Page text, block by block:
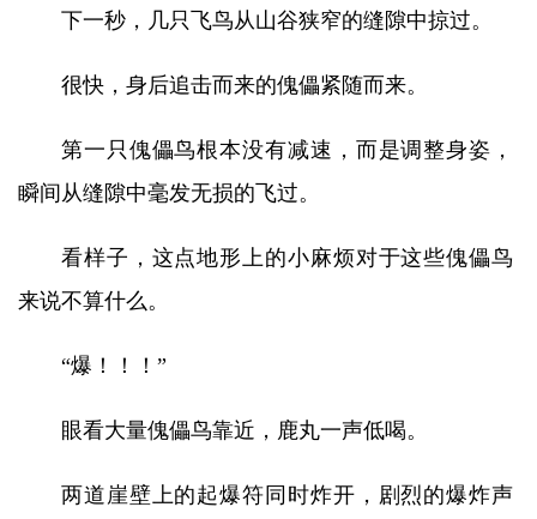
下一秒，几只飞鸟从山谷狭窄的缝隙中掠过。
很快，身后追击而来的傀儡紧随而来。
第一只傀儡鸟根本没有减速，而是调整身姿，
瞬间从缝隙中毫发无损的飞过。
看样子，这点地形上的小麻烦对于这些傀儡鸟
来说不算什么。
“爆！！！”
眼看大量傀儡鸟靠近，鹿丸一声低喝。
两道崖壁上的起爆符同时炸开，剧烈的爆炸声